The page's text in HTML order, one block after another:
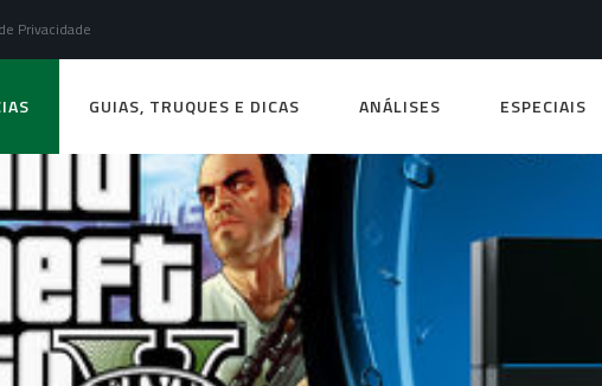
Privacidade
GUIAS, TRUQUES E DICAS ANÁLISES ESPECIAIS